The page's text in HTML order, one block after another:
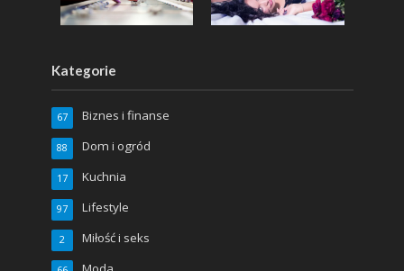
Kategorie
Biznes i finanse
67
Dom i ogród
88
Kuchnia
17
Lifestyle
97
Miłość i seks
2